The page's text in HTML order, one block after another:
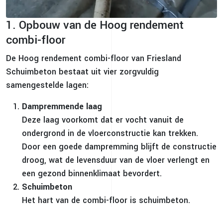
1. Opbouw van de Hoog rendement
combi-floor
De Hoog rendement combi-floor van Friesland
Schuimbeton bestaat uit vier zorgvuldig
samengestelde lagen:
Dampremmende laag
Deze laag voorkomt dat er vocht vanuit de
ondergrond in de vloerconstructie kan trekken.
Door een goede dampremming blijft de constructie
droog, wat de levensduur van de vloer verlengt en
een gezond binnenklimaat bevordert.
Schuimbeton
Het hart van de combi-floor is schuimbeton.